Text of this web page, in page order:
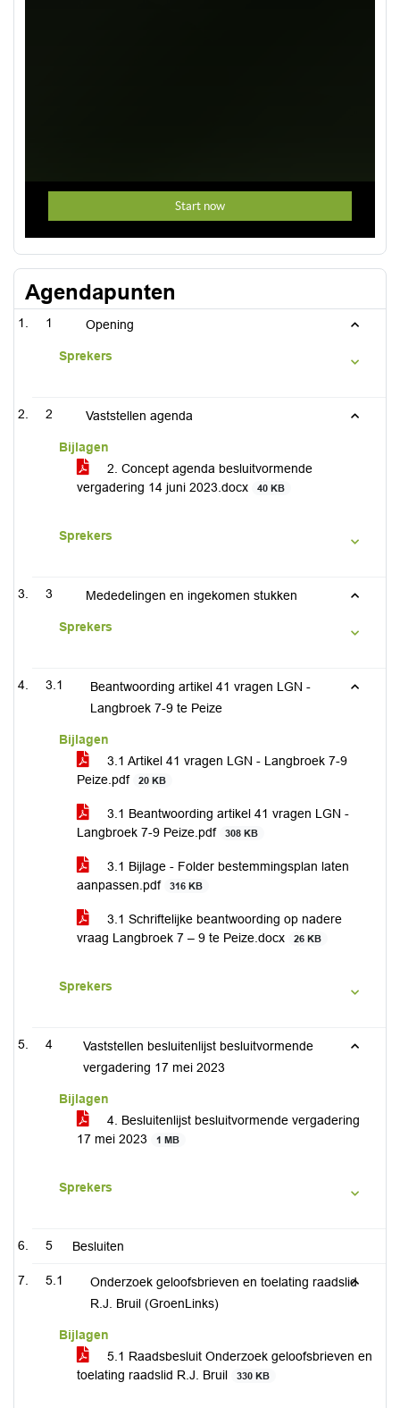
Agendapunten
1 Opening
Sprekers
2 Vaststellen agenda
Bijlagen
2. Concept agenda besluitvormende
vergadering 14 juni 2023.docx
40 KB
Sprekers
3 Mededelingen en ingekomen stukken
Sprekers
3.1
Beantwoording artikel 41 vragen LGN -
Langbroek 7-9 te Peize
Bijlagen
3.1 Artikel 41 vragen LGN - Langbroek 7-9
Peize.pdf
20 KB
3.1 Beantwoording artikel 41 vragen LGN -
Langbroek 7-9 Peize.pdf
308 KB
3.1 Bijlage - Folder bestemmingsplan laten
aanpassen.pdf
316 KB
3.1 Schriftelijke beantwoording op nadere
vraag Langbroek 7 – 9 te Peize.docx
26 KB
Sprekers
4
Vaststellen besluitenlijst besluitvormende
vergadering 17 mei 2023
Bijlagen
4. Besluitenlijst besluitvormende vergadering
17 mei 2023
1 MB
Sprekers
5 Besluiten
5.1
Onderzoek geloofsbrieven en toelating raadslid
R.J. Bruil (GroenLinks)
Bijlagen
5.1 Raadsbesluit Onderzoek geloofsbrieven en
toelating raadslid R.J. Bruil
330 KB